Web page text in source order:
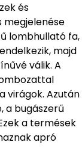
és
megjelenése
lombhullató fa,
majd
válik. A
virágok. Azután
a bugászerű
a termések
apró